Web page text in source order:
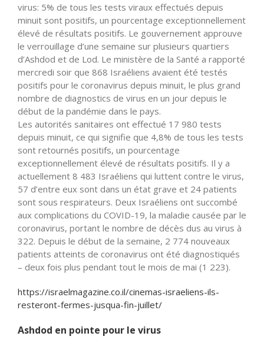
virus: 5% de tous les tests viraux effectués depuis
minuit sont positifs, un pourcentage exceptionnellement
élevé de résultats positifs. Le gouvernement approuve
le verrouillage d’une semaine sur plusieurs quartiers
d’Ashdod et de Lod. Le ministère de la Santé a rapporté
mercredi soir que 868 Israéliens avaient été testés
positifs pour le coronavirus depuis minuit, le plus grand
nombre de diagnostics de virus en un jour depuis le
début de la pandémie dans le pays.
Les autorités sanitaires ont effectué 17 980 tests
depuis minuit, ce qui signifie que 4,8% de tous les tests
sont retournés positifs, un pourcentage
exceptionnellement élevé de résultats positifs. Il y a
actuellement 8 483 Israéliens qui luttent contre le virus,
57 d’entre eux sont dans un état grave et 24 patients
sont sous respirateurs. Deux Israéliens ont succombé
aux complications du COVID-19, la maladie causée par le
coronavirus, portant le nombre de décès dus au virus à
322. Depuis le début de la semaine, 2 774 nouveaux
patients atteints de coronavirus ont été diagnostiqués
– deux fois plus pendant tout le mois de mai (1 223).
https://israelmagazine.co.il/cinemas-israeliens-ils-
resteront-fermes-jusqua-fin-juillet/
Ashdod en pointe pour le virus